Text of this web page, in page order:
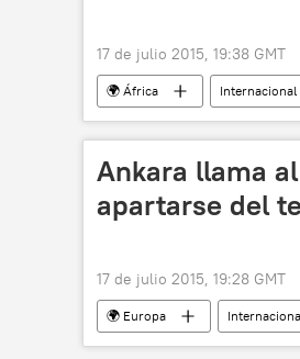
17 de julio 2015, 19:38 GMT
🌍 África Internacional
Ankara llama
apartarse del
17 de julio 2015, 19:28 GMT
🌍 Europa
Partido Democrático del Pueblo